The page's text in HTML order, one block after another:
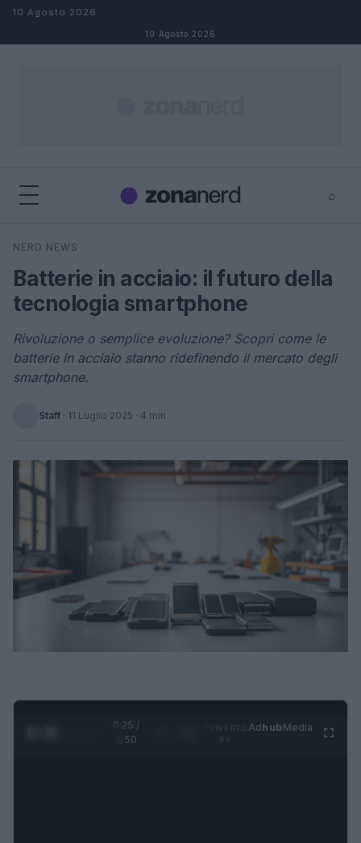
Salta al contenuto
10 Agosto 2026
10 Agosto 2026
⌕
Cerca
NERD NEWS
Batterie in acciaio: il futuro della
tecnologia smartphone
Rivoluzione o semplice evoluzione? Scopri come le
batterie in acciaio stanno ridefinendo il mercato degli
smartphone.
Staff · 11 Luglio 2025 · 4 min
0:26 /
1:50
AdhubMedia